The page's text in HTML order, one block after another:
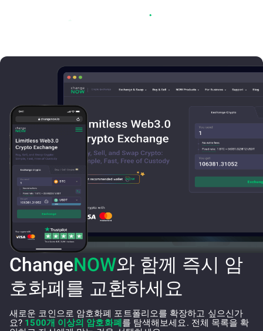
ChangeNOW와 함께 즉시 암
호화폐를 교환하세요
새로운 코인으로 암호화폐 포트폴리오를 확장하고 싶으신가
요? 1500개 이상의 암호화폐 를 탐색해보세요. 전체 목록을 확